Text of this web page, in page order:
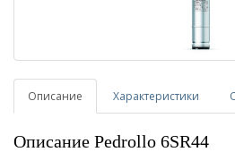
Описание Характеристики
Описание Pedrollo 6SR44